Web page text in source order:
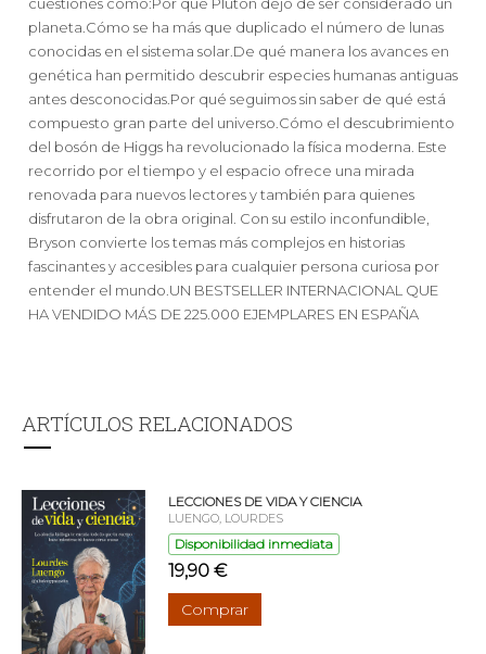
planeta.Cómo se ha más que duplicado el número de lunas
conocidas en el sistema solar.De qué manera los avances en
genética han permitido descubrir especies humanas antiguas
antes desconocidas.Por qué seguimos sin saber de qué está
compuesto gran parte del universo.Cómo el descubrimiento
del bosón de Higgs ha revolucionado la física moderna. Este
recorrido por el tiempo y el espacio ofrece una mirada
renovada para nuevos lectores y también para quienes
disfrutaron de la obra original. Con su estilo inconfundible,
Bryson convierte los temas más complejos en historias
fascinantes y accesibles para cualquier persona curiosa por
entender el mundo.UN BESTSELLER INTERNACIONAL QUE
HA VENDIDO MÁS DE 225.000 EJEMPLARES EN ESPAÑA
ARTÍCULOS RELACIONADOS
LECCIONES DE VIDA Y CIENCIA
LUENGO, LOURDES
Disponibilidad inmediata
19,90 €
Comprar